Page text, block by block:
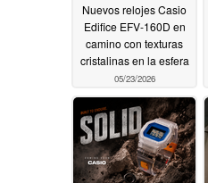
Nuevos relojes Casio
Edifice EFV-160D en
camino con texturas
cristalinas en la esfera
05/23/2026